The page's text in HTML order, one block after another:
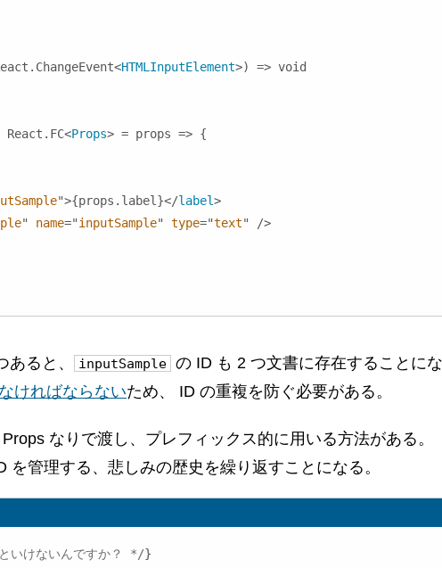
. ChangeEvent<HTMLInputElement>) => void
<Props> = props => {
">{props . label }</label>
" name="inputSample" type="text"
/>
あると、 inputSample の ID も 2 つ文書に存在することに
ければならないため、 ID の重複を防ぐ必要がある。
なりで渡し、プレフィックス的に用いる方法がある。
を管理する、悲しみの歴史を繰り返すことになる。
いけないんですか？ */}